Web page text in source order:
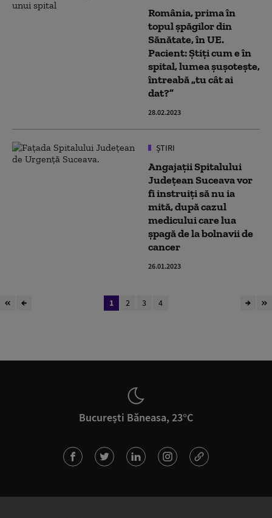
România, prima în
topul șpăgilor din
Sănătate, în UE.
Pacient: Știți cum e în
spital, lumea șușotește,
întreabă „tu cât ai
dat?”
28.02.2023
ȘTIRI
Angajații Spitalului
Județean Suceava vor
fi instruiți să nu ia
mită, după cazul
medicului care lua
șpagă de la bolnavii de
cancer
26.01.2023
1 2 3 4
București Băneasa, 23°C